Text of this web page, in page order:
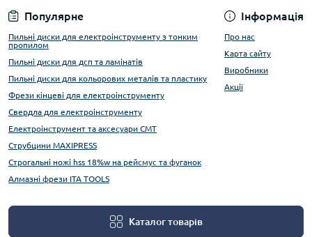
Популярне
Пильні диски для електроінструменту з тонким
пропилом
Пильні диски для дсп та ламінатів
Пильні диски для кольорових металів та пластику
Фрези кінцеві для електроінструменту
Свердла для електроінструменту
Електроінструмент та аксесуари CMT
Струбцини MAXIPRESS
Строгальні ножі hss 18%w на рейсмус та фуганок
Алмазні фрези ITA TOOLS
Інформація
Про нас
Карта сайту
Виробники
Акції
Каталог товарів